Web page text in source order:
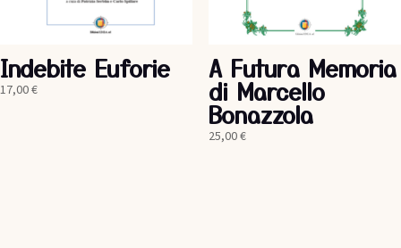
Indebite Euforie
17,00€
A Futura Memoria
di Marcello
Bonazzola
25,00€